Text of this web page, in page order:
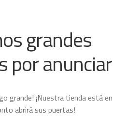
grandes
por anunciar
grande! ¡Nuestra tienda está en
abrirá sus puertas!